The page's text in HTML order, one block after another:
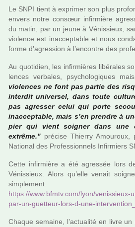
Le SNPI tient à expri­mer son plus
envers notre consœur infir­mière
du matin, par un jeune à Vénissieux,
vio­lence est inac­cep­ta­ble et nous
forme d’agres­sion à l’encontre des
Au quo­ti­dien, les infir­miè­res libé­ra­les
len­ces ver­ba­les, psy­cho­lo­gi­ques
vio­len­ces ne font pas partie des
inter­dit uni­ver­sel, dans toute
pas agres­ser celui qui porte
inac­cep­ta­ble, mais s’en pren­dre à
pier qui vient soi­gner dans une
extrême." pré­cise Thierry Amouroux,
National des Professionnels Infirmiers
Cette infir­mière a été agres­sée lors
Vénissieux. Alors qu’elle venait
sim­ple­ment.
https://www.bfmtv.com/lyon/venis­sieux-
par-un-guet­teur-lors-d-une-
Chaque semaine, l’actua­lité en livre